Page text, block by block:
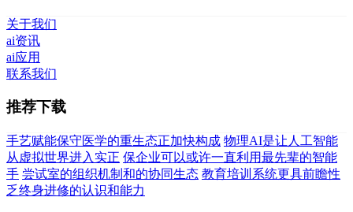
关于我们
ai资讯
ai应用
联系我们
推荐下载
手艺赋能保守医学的重生态正加快构成 物理AI是让人工智能
从虚拟世界进入实正 保企业可以或许一直利用最先辈的智能
手 尝试室的组织机制和的协同生态 教育培训系统更具前瞻性
乏终身进修的认识和能力